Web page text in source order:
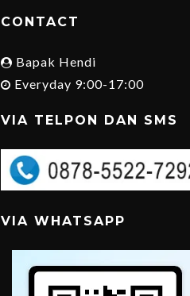
CONTACT
Bapak Hendi
Everyday 9:00-17:00
VIA TELPON DAN SMS
VIA WHATSAPP